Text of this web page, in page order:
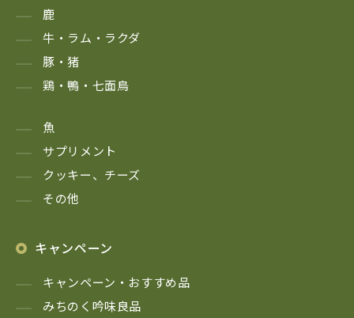
鹿
牛・ラム・ラクダ
豚・猪
鶏・鴨・七面鳥
魚
サプリメント
クッキー、チーズ
その他
キャンペーン
キャンペーン・おすすめ品
みちのく吟味良品